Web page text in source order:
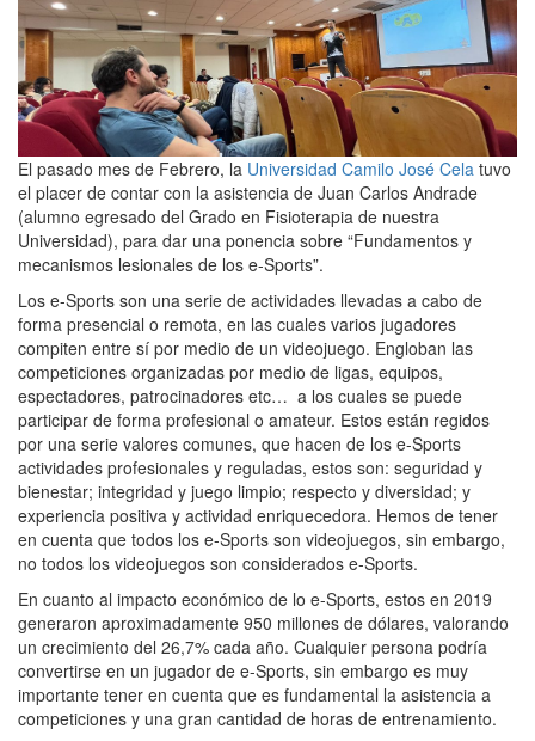
El pasado mes de Febrero, la Universidad Camilo José Cela tuvo
el placer de contar con la asistencia de Juan Carlos Andrade
(alumno egresado del Grado en Fisioterapia de nuestra
Universidad), para dar una ponencia sobre “Fundamentos y
mecanismos lesionales de los e-Sports”.
Los e-Sports son una serie de actividades llevadas a cabo de
forma presencial o remota, en las cuales varios jugadores
compiten entre sí por medio de un videojuego. Engloban las
competiciones organizadas por medio de ligas, equipos,
espectadores, patrocinadores etc… a los cuales se puede
participar de forma profesional o amateur. Estos están regidos
por una serie valores comunes, que hacen de los e-Sports
actividades profesionales y reguladas, estos son: seguridad y
bienestar; integridad y juego limpio; respecto y diversidad; y
experiencia positiva y actividad enriquecedora. Hemos de tener
en cuenta que todos los e-Sports son videojuegos, sin embargo,
no todos los videojuegos son considerados e-Sports.
En cuanto al impacto económico de lo e-Sports, estos en 2019
generaron aproximadamente 950 millones de dólares, valorando
un crecimiento del 26,7% cada año. Cualquier persona podría
convertirse en un jugador de e-Sports, sin embargo es muy
importante tener en cuenta que es fundamental la asistencia a
competiciones y una gran cantidad de horas de entrenamiento.